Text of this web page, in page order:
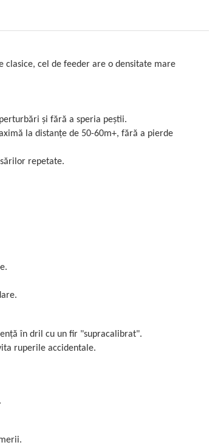
clasice, cel de feeder are o densitate mare
și fără a speria peștii.
la distanțe de 50-60m+, fără a pierde
repetate.
în dril cu un fir "supracalibrat".
ruperile accidentale.